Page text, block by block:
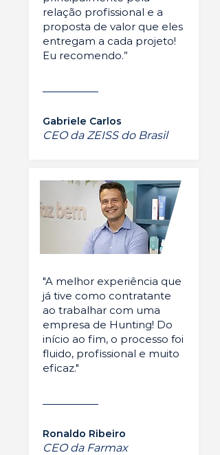
relação profissional e a
proposta de valor que eles
entregam a cada projeto!
Eu recomendo.”
Gabriele Carlos
CEO da ZEISS do Brasil
"A melhor experiência que
já tive como contratante
ao trabalhar com uma
empresa de Hunting! Do
início ao fim, o processo foi
fluido, profissional e muito
eficaz."
Ronaldo Ribeiro
CEO da Farmax